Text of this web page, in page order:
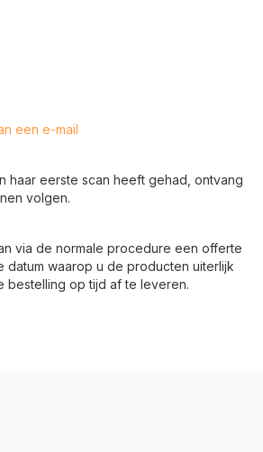
een e-mail
haar eerste scan heeft gehad, ontvang
volgen.
via de normale procedure een offerte
waarop u de producten uiterlijk
bestelling op tijd af te leveren.